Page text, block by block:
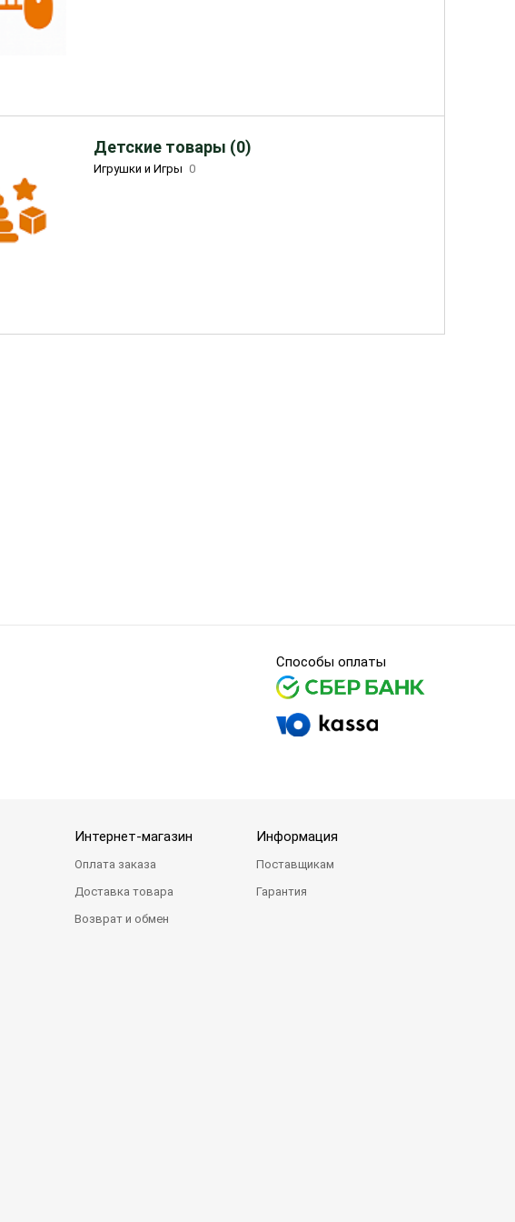
Детские товары (0)
Игрушки и Игры 0
Способы оплаты
Интернет-магазин
Оплата заказа
Доставка товара
Возврат и обмен
Информация
Поставщикам
Гарантия